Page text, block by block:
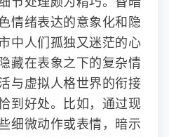
情绪表达的意象化和隐
中人们孤独又迷茫的心
藏在表象之下的复杂情
与虚拟人格世界的衔接
到好处。比如，通过现
细微动作或表情，暗示